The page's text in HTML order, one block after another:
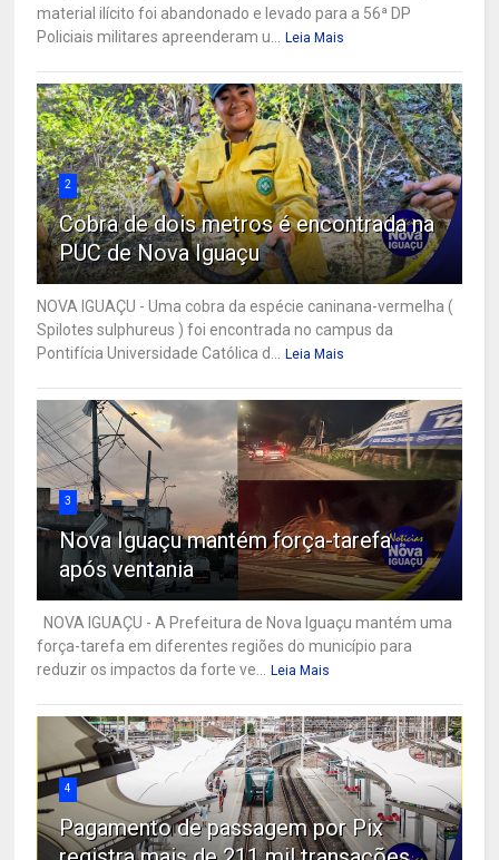
material ilícito foi abandonado e levado para a 56ª DP
Policiais militares apreenderam u...
Leia Mais
2
Cobra de dois metros é encontrada na
PUC de Nova Iguaçu
NOVA IGUAÇU - Uma cobra da espécie caninana-vermelha (
Spilotes sulphureus ) foi encontrada no campus da
Pontifícia Universidade Católica d...
Leia Mais
3
Nova Iguaçu mantém força-tarefa
após ventania
NOVA IGUAÇU - A Prefeitura de Nova Iguaçu mantém uma
força-tarefa em diferentes regiões do município para
reduzir os impactos da forte ve...
Leia Mais
4
Pagamento de passagem por Pix